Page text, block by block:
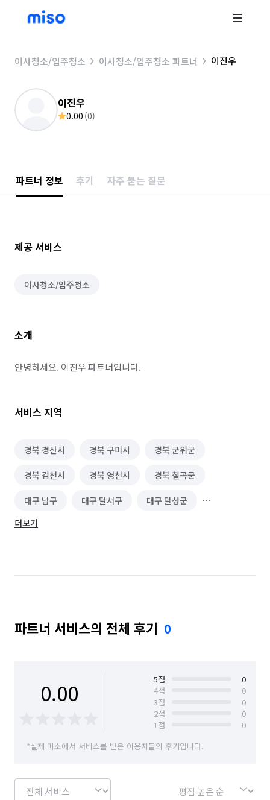
이사청소/입주청소 이사청소/입주청소 파트너 이진우
이진우
0.00 (0)
파트너 정보 후기 자주 묻는 질문
제공 서비스
이사청소/입주청소
소개
안녕하세요. 이진우 파트너입니다.
서비스 지역
경북 경산시 경북 구미시 경북 군위군
경북 김천시 경북 영천시 경북 칠곡군
대구 남구 대구 달서구 대구 달성군
대구 동구
더보기
파트너 서비스의 전체 후기 0
0.00 5점
0
4점
0
3점
0
2점
0
1점
0
*실제 미소에서 서비스를 받은 이용자들의 후기입니다.